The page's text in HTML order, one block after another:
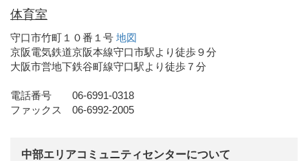
体育室
守口市竹町１０番１号 地図
京阪電気鉄道京阪本線守口市駅より徒歩９分
大阪市営地下鉄谷町線守口駅より徒歩７分
電話番号 06-6991-0318
ファックス 06-6992-2005
中部エリアコミュニティセンターについて